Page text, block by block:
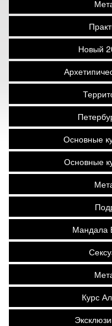
Новый
Основные
Основные
Мандала
Курс